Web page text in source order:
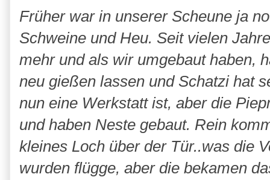
Früher war in unserer Scheune ja
Schweine und Heu. Seit vielen
mehr und als wir umgebaut haben,
neu gießen lassen und Schatzi hat
nun eine Werkstatt ist, aber die
und haben Neste gebaut. Rein
kleines Loch über der Tür..was die
wurden flügge, aber die bekamen